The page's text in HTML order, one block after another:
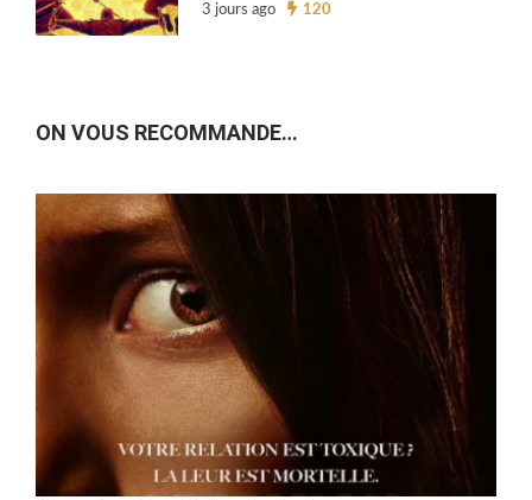
3 jours ago 120
ON VOUS RECOMMANDE…